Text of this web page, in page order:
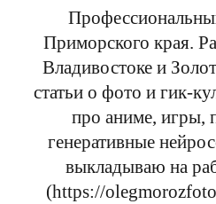
Приморского края.
Владивостоке и
статьи о фото и гик-
про аниме, игры,
генеративные
выкладываю на
(https://